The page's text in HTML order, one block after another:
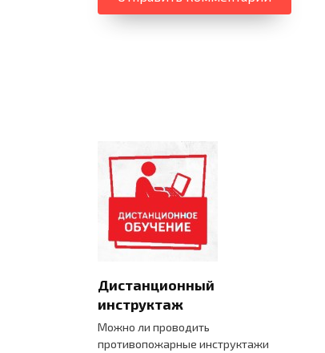
Дистанционный
инструктаж
Можно ли проводить
противопожарные инструктажи